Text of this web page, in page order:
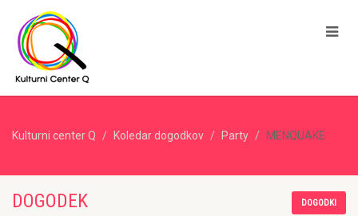
Kulturni center Q Koledar dogodkov Party MENQUAKE
DOGODEK DOGODKI